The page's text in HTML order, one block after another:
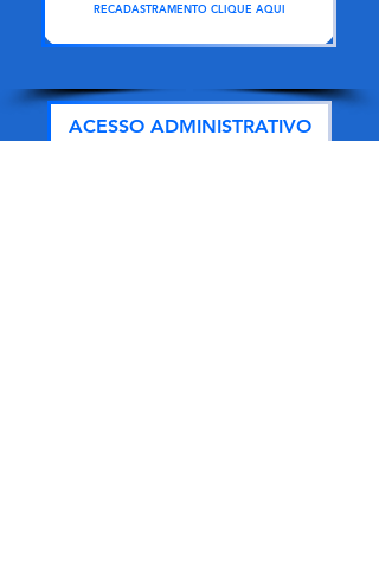
RECADASTRAMENTO CLIQUE AQUI
ACESSO ADMINISTRATIVO